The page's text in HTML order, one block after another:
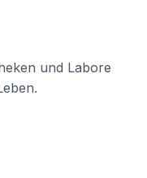
und Labore